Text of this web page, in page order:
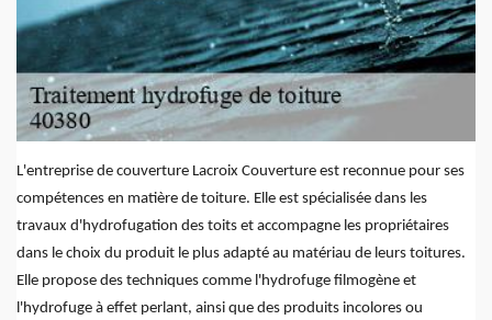
L'entreprise de couverture Lacroix Couverture est reconnue pour ses
compétences en matière de toiture. Elle est spécialisée dans les
travaux d'hydrofugation des toits et accompagne les propriétaires
dans le choix du produit le plus adapté au matériau de leurs toitures.
Elle propose des techniques comme l'hydrofuge filmogène et
l'hydrofuge à effet perlant, ainsi que des produits incolores ou